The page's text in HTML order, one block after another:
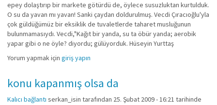
epey dolaştırıp bir markete götürdü de, öylece susuzluktan kurtulduk.
O su da yavan mı yavan! Sanki çaydan doldurulmuş. Vecdi Çıracıoğlu'yla
çok güldüğümüz bir eksiklik de tuvaletlerde taharet musluğunun
bulunmamasıydı. Vecdi,"Kağıt bir yanda, su ta öbür yanda; aerobik
yapar gibi o ne öyle? diyordu; gülüyorduk. Hüseyin Yurttaş
Yorum yapmak için giriş yapın
konu kapanmış olsa da
Kalıcı bağlantı serkan_isin tarafından 25. Şubat 2009 - 16:21 tarihinde